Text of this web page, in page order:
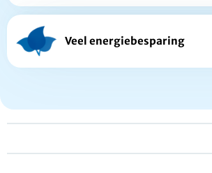
Veel energiebesparing